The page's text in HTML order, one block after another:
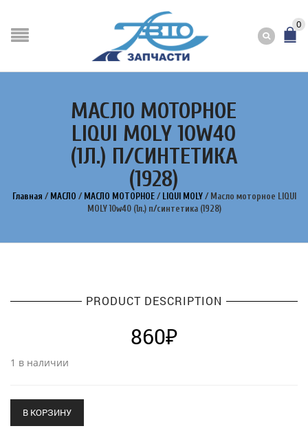
0
МАСЛО МОТОРНОЕ
LIQUI MOLY 10W40
(1Л.) П/СИНТЕТИКА
(1928)
Главная / МАСЛО / МАСЛО МОТОРНОЕ / LIQUI MOLY / Масло моторное LIQUI
MOLY 10w40 (1л.) п/синтетика (1928)
PRODUCT DESCRIPTION
860₽
1 в наличии
В КОРЗИНУ